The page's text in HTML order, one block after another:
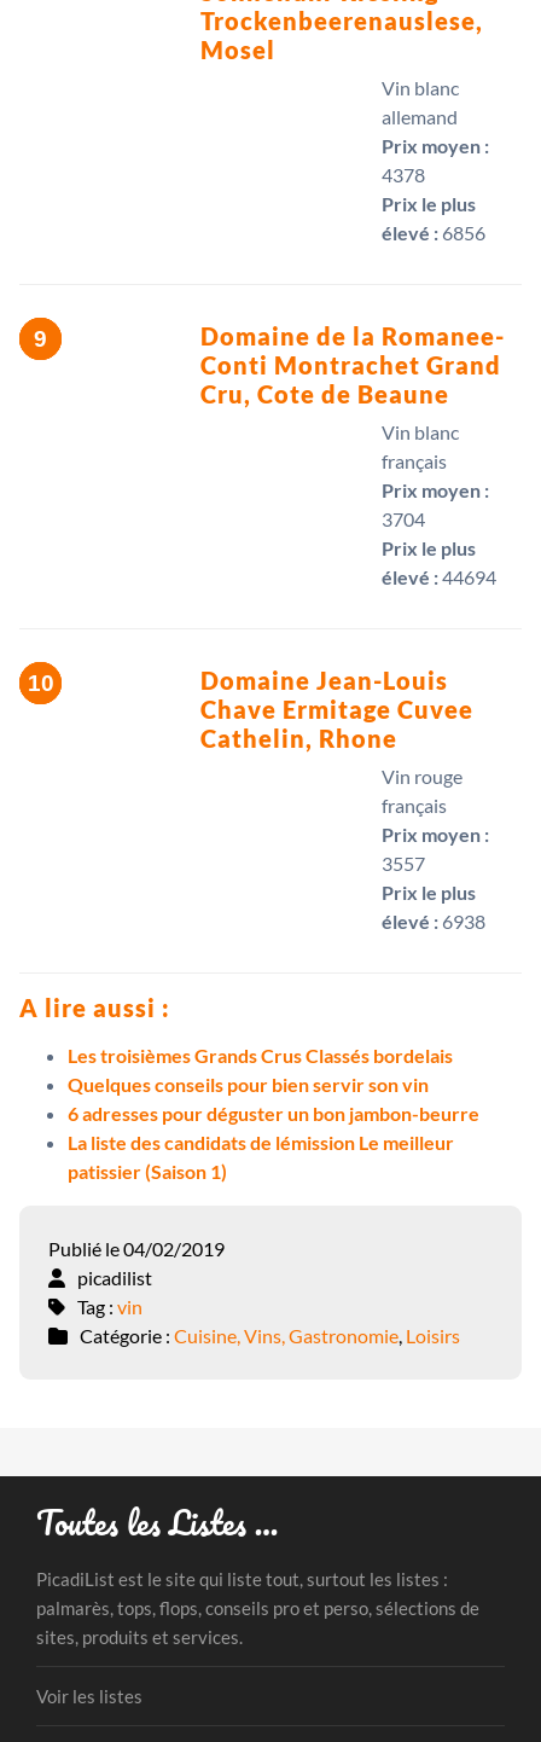
Trockenbeerenauslese,
Mosel
Vin blanc
allemand
Prix moyen :
4378 
Prix le plus
élevé : 6856 
Domaine de la Romanee-
Conti Montrachet Grand
Cru, Cote de Beaune
Vin blanc
français
Prix moyen :
3704 
Prix le plus
élevé :44694 
Domaine Jean-Louis
Chave Ermitage Cuvee
Cathelin, Rhone
Vin rouge
français
Prix moyen :
3557 
Prix le plus
élevé : 6938 
A lire aussi :
Les troisièmes Grands Crus Classés bordelais
Quelques conseils pour bien servir son vin
6 adresses pour déguster un bon jambon-beurre
La liste des candidats de lémission Le meilleur
patissier (Saison 1)
Publié le 04/02/2019
picadilist
Tag : vin
Catégorie : Cuisine, Vins, Gastronomie, Loisirs
Toutes les Listes …
PicadiList est le site qui liste tout, surtout les listes :
palmarès, tops, flops, conseils pro et perso, sélections de
sites, produits et services.
Voir les listes